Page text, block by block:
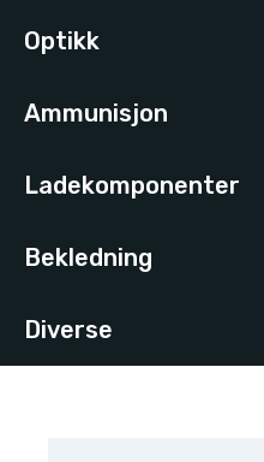
Optikk
Ammunisjon
Ladekomponenter
Bekledning
Diverse